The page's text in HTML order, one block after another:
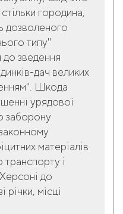
городина,
дозволеного
типу"
до зведення
дач великих
Шкода
урядової
заборону
матеріалів
і
до
річки, місці